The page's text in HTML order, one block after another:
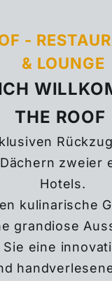
-
& LOUNGE
THE ROOF
zweier
Hotels.
kulinarische
grandiose
Sie eine